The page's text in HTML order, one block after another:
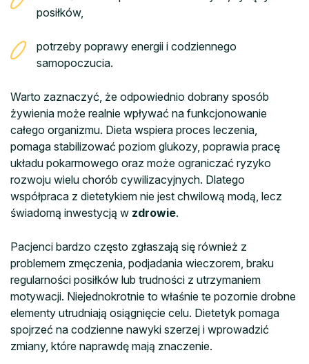
posiłków,
potrzeby poprawy energii i codziennego
samopoczucia.
Warto zaznaczyć, że odpowiednio dobrany sposób
żywienia może realnie wpływać na funkcjonowanie
całego organizmu. Dieta wspiera proces leczenia,
pomaga stabilizować poziom glukozy, poprawia pracę
układu pokarmowego oraz może ograniczać ryzyko
rozwoju wielu chorób cywilizacyjnych. Dlatego
współpraca z dietetykiem nie jest chwilową modą, lecz
świadomą inwestycją w zdrowie.
Pacjenci bardzo często zgłaszają się również z
problemem zmęczenia, podjadania wieczorem, braku
regularności posiłków lub trudności z utrzymaniem
motywacji. Niejednokrotnie to właśnie te pozornie drobne
elementy utrudniają osiągnięcie celu. Dietetyk pomaga
spojrzeć na codzienne nawyki szerzej i wprowadzić
zmiany, które naprawdę mają znaczenie.